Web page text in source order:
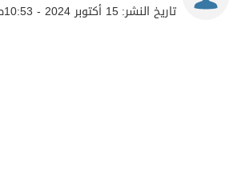
تاريخ النشر:15 أكتوبر 2024 - 10:53ص